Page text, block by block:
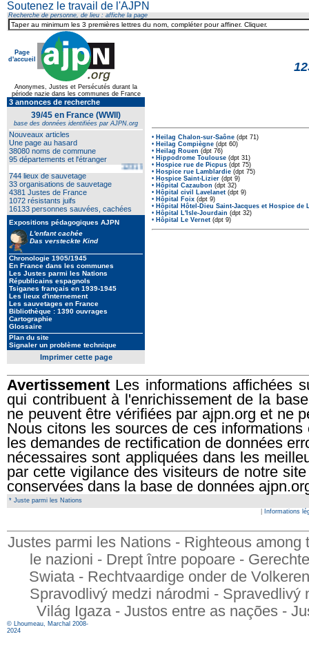
Soutenez le travail de l'AJPN
Recherche de personne, de lieu : affiche la page
• Heilag Chalon-sur-Saône (dpt 71)
• Heilag Compiègne (dpt 60)
• Heilag Rouen (dpt 76)
• Hippodrome Toulouse (dpt 31)
• Hospice rue de Picpus (dpt 75)
• Hospice rue Lamblardie (dpt 75)
• Hospice Saint-Lizier (dpt 9)
• Hôpital Cazaubon (dpt 32)
• Hôpital civil Lavelanet (dpt 9)
• Hôpital Foix (dpt 9)
• Hôpital Hôtel-Dieu Saint-Jacques et Hospice de
• Hôpital L'Isle-Jourdain (dpt 32)
• Hôpital Le Vernet (dpt 9)
Page
d'accueil
Anonymes, Justes et Persécutés durant la
période nazie dans les communes de France
3 annonces de recherche
39/45 en France (WWII)
base des données identifiées par AJPN.org
Nouveaux articles
Une page au hasard
38080 noms de commune
95 départements et l'étranger
1231 lieux d'internement
744 lieux de sauvetage
33 organisations de sauvetage
4381 Justes de France
1072 résistants juifs
16133 personnes sauvées, cachées
Expositions pédagogiques AJPN
L'enfant cachée
Das versteckte Kind
Chronologie 1905/1945
En France dans les communes
Les Justes parmi les Nations
Républicains espagnols
Tsiganes français en 1939-1945
Les lieux d'internement
Les sauvetages en France
Bibliothèque : 1390 ouvrages
Cartographie
Glossaire
Plan du site
Signaler un problème technique
Imprimer cette page
Avertissement Les informations affichées
qui contribuent à l'enrichissement de la
ne peuvent être vérifiées par ajpn.org et ne
Nous citons les sources de ces
les demandes de rectification de données
nécessaires sont appliquées dans les
par cette vigilance des visiteurs de notre
conservées dans la base de données
* Juste parmi les Nations
Informations
Justes parmi les Nations - Righteous
le nazioni - Drept între popoare -
Swiata - Rechtvaardige onder de
Spravodlivý medzi národmi -
Világ Igaza - Justos entre as nações -
© Lhoumeau, Marchal 2008-
2024